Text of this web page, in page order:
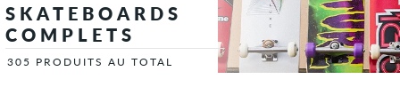
Roulements
de
Skate
SKATEBOARDS
COMPLETS
305 PRODUITS AU TOTAL